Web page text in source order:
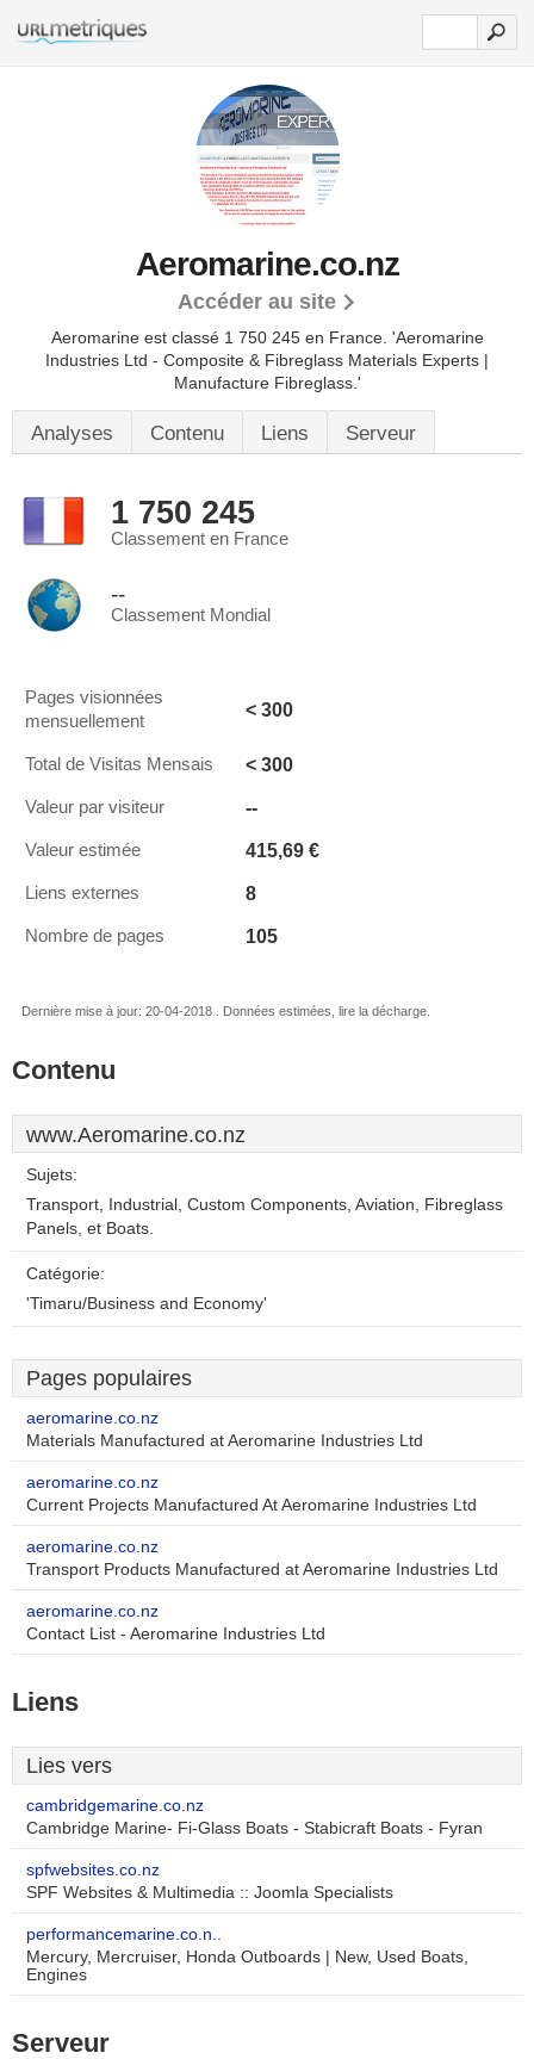
Aeromarine.co.nz
Accéder au site
Aeromarine est classé 1 750 245 en France. 'Aeromarine
Industries Ltd - Composite & Fibreglass Materials Experts |
Manufacture Fibreglass.'
Analyses Contenu Liens Serveur
1 750 245
Classement en France
--
Classement Mondial
Pages visionnées
mensuellement
< 300
Total de Visitas Mensais < 300
Valeur par visiteur --
Valeur estimée 415,69 €
Liens externes 8
Nombre de pages 105
Dernière mise à jour: 20-04-2018 . Données estimées, lire la décharge.
Contenu
www.Aeromarine.co.nz
Sujets:
Transport, Industrial, Custom Components, Aviation, Fibreglass
Panels, et Boats.
Catégorie:
'Timaru/Business and Economy'
Pages populaires
aeromarine.co.nz
Materials Manufactured at Aeromarine Industries Ltd
aeromarine.co.nz
Current Projects Manufactured At Aeromarine Industries Ltd
aeromarine.co.nz
Transport Products Manufactured at Aeromarine Industries Ltd
aeromarine.co.nz
Contact List - Aeromarine Industries Ltd
Liens
Lies vers
cambridgemarine.co.nz
Cambridge Marine- Fi-Glass Boats - Stabicraft Boats - Fyran
spfwebsites.co.nz
SPF Websites & Multimedia :: Joomla Specialists
performancemarine.co.n..
Mercury, Mercruiser, Honda Outboards | New, Used Boats,
Engines
Serveur